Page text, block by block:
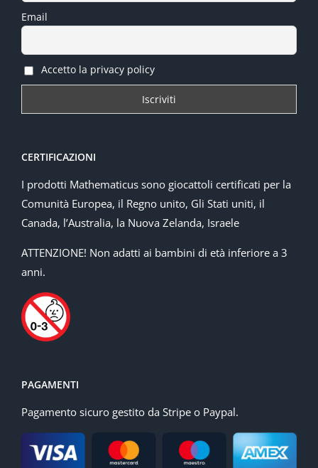
Email
Accetto la privacy policy
CERTIFICAZIONI
I prodotti Mathematicus sono giocattoli certificati per la
Comunità Europea, il Regno unito, Gli Stati uniti, il
Canada, l’Australia, la Nuova Zelanda, Israele
ATTENZIONE! Non adatti ai bambini di età inferiore a 3
anni.
PAGAMENTI
Pagamento sicuro gestito da Stripe o Paypal.